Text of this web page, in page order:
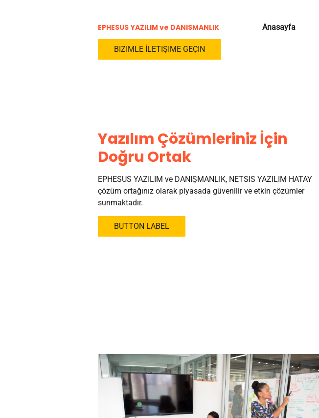
EPHESUS YAZILIM ve DANISMANLIK Anasayfa
BIZIMLE İLETIŞIME GEÇIN
Yazılım Çözümleriniz İçin
Doğru Ortak
EPHESUS YAZILIM ve DANIŞMANLIK, NETSIS YAZILIM HATAY
çözüm ortağınız olarak piyasada güvenilir ve etkin çözümler
sunmaktadır.
BUTTON LABEL